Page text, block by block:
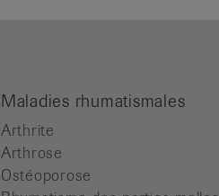
Maladies rhumatismales
Arthrite
Arthrose
Ostéoporose